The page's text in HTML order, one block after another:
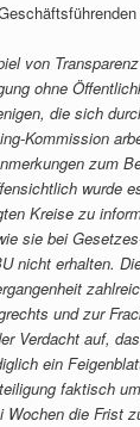
von
ohne
die sich
Kommission
zum
wurde
Kreise zu
sie bei
nicht erhalten.
und zur
Verdacht auf,
ein
faktisch
die Frist